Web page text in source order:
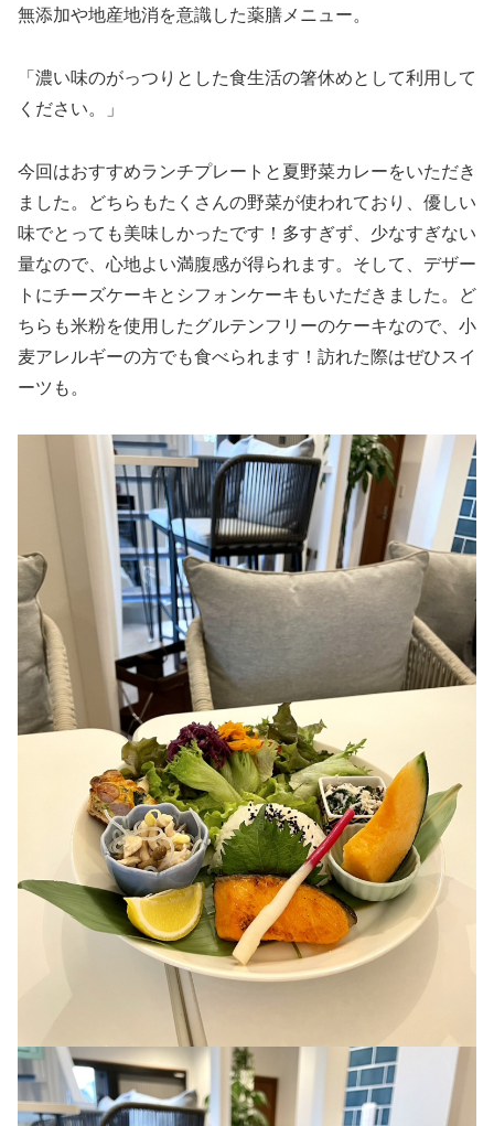
無添加や地産地消を意識した薬膳メニュー。
「濃い味のがっつりとした食生活の箸休めとして利用して
ください。」
今回はおすすめランチプレートと夏野菜カレーをいただき
ました。どちらもたくさんの野菜が使われており、優しい
味でとっても美味しかったです！多すぎず、少なすぎない
量なので、心地よい満腹感が得られます。そして、デザー
トにチーズケーキとシフォンケーキもいただきました。ど
ちらも米粉を使用したグルテンフリーのケーキなので、小
麦アレルギーの方でも食べられます！訪れた際はぜひスイ
ーツも。